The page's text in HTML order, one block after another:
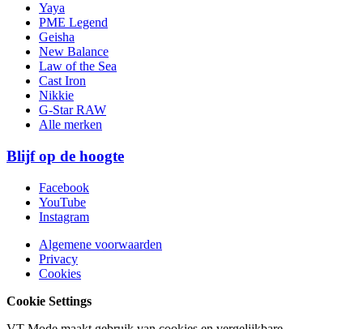
Yaya
PME Legend
Geisha
New Balance
Law of the Sea
Cast Iron
Nikkie
G-Star RAW
Alle merken
Blijf op de hoogte
Facebook
YouTube
Instagram
Algemene voorwaarden
Privacy
Cookies
Cookie Settings